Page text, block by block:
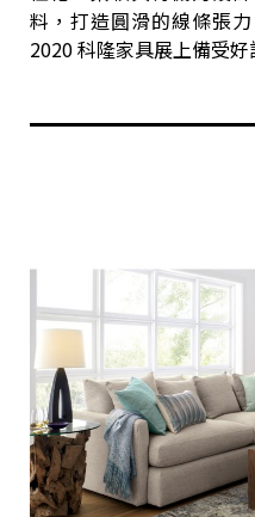
料，打造圓滑的線條張
2020 科隆家具展上備受好